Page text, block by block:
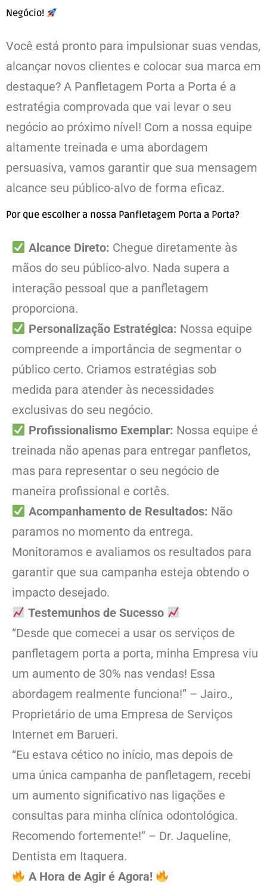
Negócio!
Você está pronto para impulsionar suas vendas,
alcançar novos clientes e colocar sua marca em
destaque? A Panfletagem Porta a Porta é a
estratégia comprovada que vai levar o seu
negócio ao próximo nível! Com a nossa equipe
altamente treinada e uma abordagem
persuasiva, vamos garantir que sua mensagem
alcance seu público-alvo de forma eficaz.
Por que escolher a nossa Panfletagem Porta a Porta?
Alcance Direto: Chegue diretamente às
mãos do seu público-alvo. Nada supera a
interação pessoal que a panfletagem
proporciona.
Personalização Estratégica: Nossa equipe
compreende a importância de segmentar o
público certo. Criamos estratégias sob
medida para atender às necessidades
exclusivas do seu negócio.
Profissionalismo Exemplar: Nossa equipe é
treinada não apenas para entregar panfletos,
mas para representar o seu negócio de
maneira profissional e cortês.
Acompanhamento de Resultados: Não
paramos no momento da entrega.
Monitoramos e avaliamos os resultados para
garantir que sua campanha esteja obtendo o
impacto desejado.
Testemunhos de Sucesso
“Desde que comecei a usar os serviços de
panfletagem porta a porta, minha Empresa viu
um aumento de 30% nas vendas! Essa
abordagem realmente funciona!” – Jairo.,
Proprietário de uma Empresa de Serviços
Internet em Barueri.
“Eu estava cético no início, mas depois de
uma única campanha de panfletagem, recebi
um aumento significativo nas ligações e
consultas para minha clínica odontológica.
Recomendo fortemente!” – Dr. Jaqueline,
Dentista em Itaquera.
A Hora de Agir é Agora!